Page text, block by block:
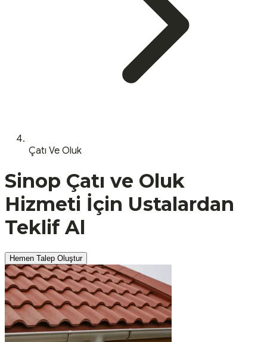
Çatı Ve Oluk
Sinop Çatı ve Oluk
Hizmeti İçin Ustalardan
Teklif Al
Hemen Talep Oluştur